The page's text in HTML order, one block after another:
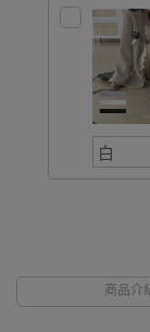
商品介